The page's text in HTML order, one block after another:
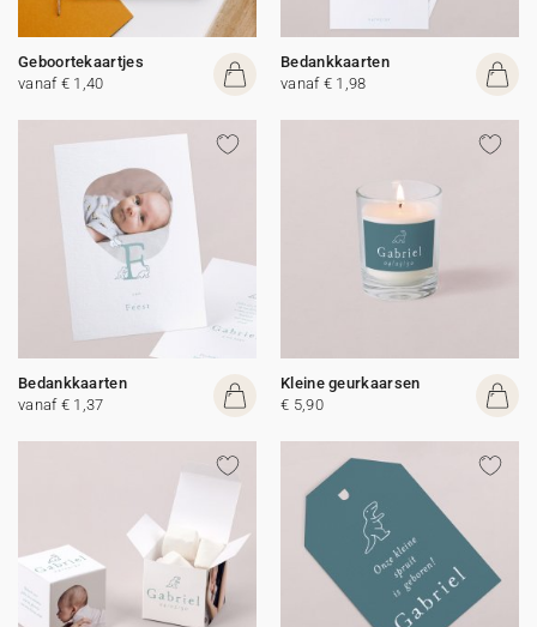
Geboortekaartjes
vanaf € 1,40
Bedankkaarten
vanaf € 1,98
Bedankkaarten
vanaf € 1,37
Kleine geurkaarsen
€ 5,90